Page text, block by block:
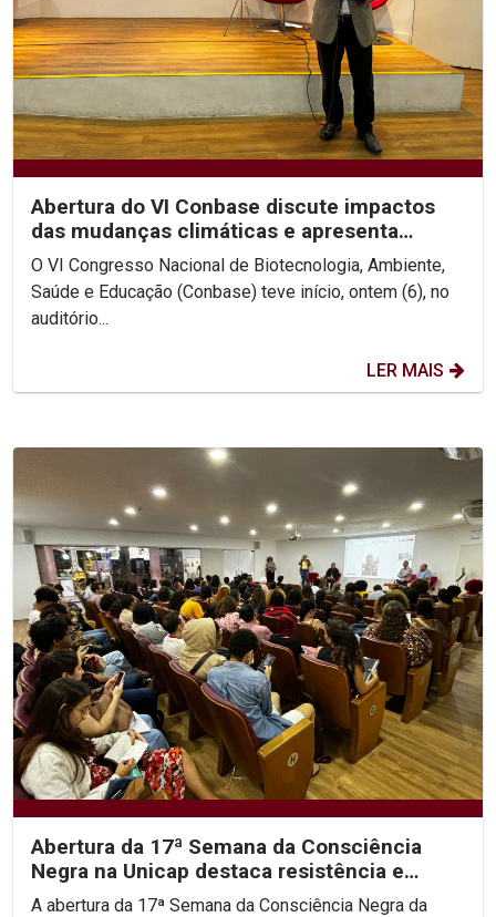
Abertura do VI Conbase discute impactos
das mudanças climáticas e apresenta
projeto de...
O VI Congresso Nacional de Biotecnologia, Ambiente,
Saúde e Educação (Conbase) teve início, ontem (6), no
auditório...
LER MAIS
Abertura da 17ª Semana da Consciência
Negra na Unicap destaca resistência e
protagonismo do...
A abertura da 17ª Semana da Consciência Negra da